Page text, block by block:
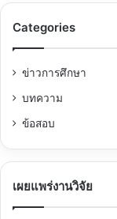
Categories
ข่าวการศึกษา
บทความ
ข้อสอบ
เผยแพร่งานวิจัย